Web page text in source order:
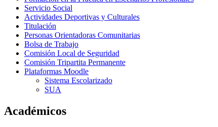
Servicio Social
Actividades Deportivas y Culturales
Titulación
Personas Orientadoras Comunitarias
Bolsa de Trabajo
Comisión Local de Seguridad
Comisión Tripartita Permanente
Plataformas Moodle
Sistema Escolarizado
SUA
Académicos